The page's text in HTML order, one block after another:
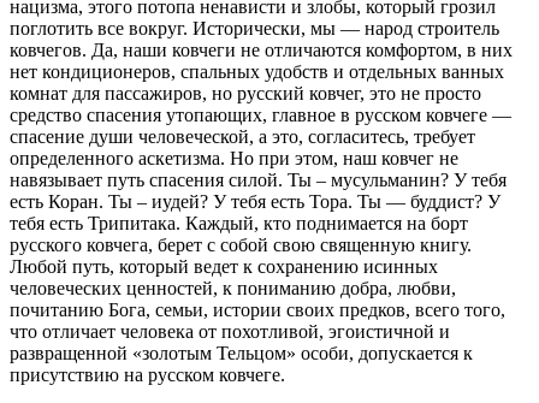
нацизма, этого потопа ненависти и злобы, который грозил
поглотить все вокруг. Исторически, мы — народ строитель
ковчегов. Да, наши ковчеги не отличаются комфортом, в них
нет кондиционеров, спальных удобств и отдельных ванных
комнат для пассажиров, но русский ковчег, это не просто
средство спасения утопающих, главное в русском ковчеге —
спасение души человеческой, а это, согласитесь, требует
определенного аскетизма. Но при этом, наш ковчег не
навязывает путь спасения силой. Ты – мусульманин? У тебя
есть Коран. Ты – иудей? У тебя есть Тора. Ты — буддист? У
тебя есть Трипитака. Каждый, кто поднимается на борт
русского ковчега, берет с собой свою священную книгу.
Любой путь, который ведет к сохранению исинных
человеческих ценностей, к пониманию добра, любви,
почитанию Бога, семьи, истории своих предков, всего того,
что отличает человека от похотливой, эгоистичной и
развращенной «золотым Тельцом» особи, допускается к
присутствию на русском ковчеге.